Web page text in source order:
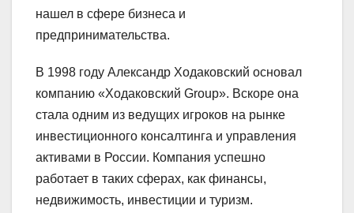
нашел в сфере бизнеса и
предпринимательства.
В 1998 году Александр Ходаковский основал
компанию «Ходаковский Group». Вскоре она
стала одним из ведущих игроков на рынке
инвестиционного консалтинга и управления
активами в России. Компания успешно
работает в таких сферах, как финансы,
недвижимость, инвестиции и туризм.